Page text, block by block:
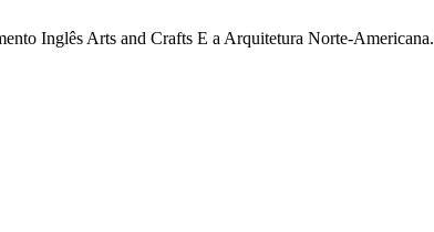
Inglês Arts and Crafts E a Arquitetura Norte-Americana.